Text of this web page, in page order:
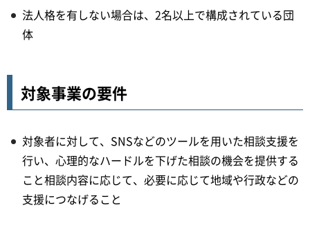
法人格を有しない場合は、2名以上で構成されている団
体
対象事業の要件
対象者に対して、SNSなどのツールを用いた相談支援を
行い、心理的なハードルを下げた相談の機会を提供する
こと相談内容に応じて、必要に応じて地域や行政などの
支援につなげること